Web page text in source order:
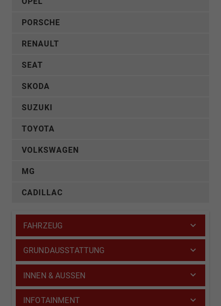
PORSCHE
RENAULT
SEAT
SKODA
SUZUKI
TOYOTA
VOLKSWAGEN
MG
CADILLAC
FAHRZEUG
GRUNDAUSSTATTUNG
INNEN & AUSSEN
INFOTAINMENT